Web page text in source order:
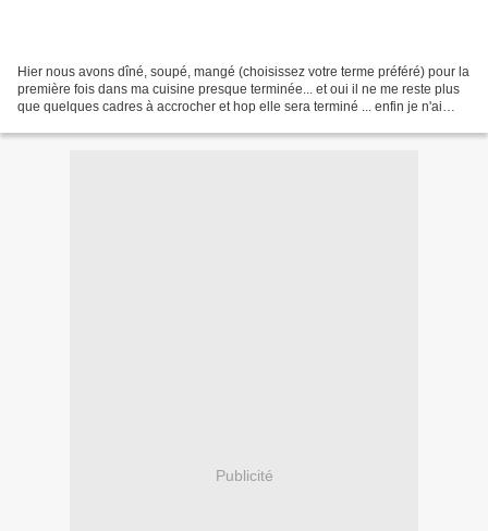
Hier nous avons dîné, soupé, mangé (choisissez votre terme préféré) pour la
première fois dans ma cuisine presque terminée... et oui il ne me reste plus
que quelques cadres à accrocher et hop elle sera terminé ... enfin je n'ai
Publicité